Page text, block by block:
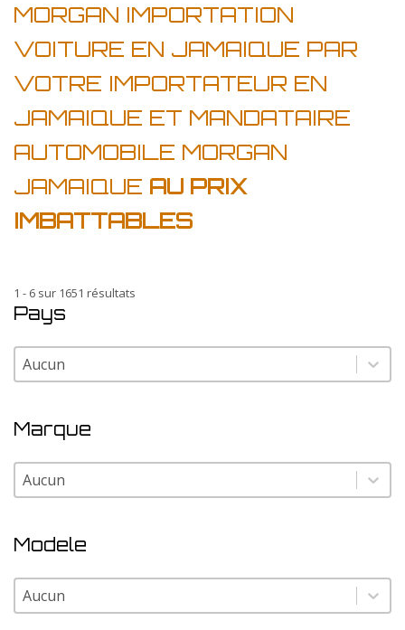
MORGAN IMPORTATION
VOITURE EN JAMAIQUE PAR
VOTRE IMPORTATEUR EN
JAMAIQUE ET MANDATAIRE
AUTOMOBILE MORGAN
JAMAIQUE AU PRIX
IMBATTABLES
1 - 6 sur 1651 résultats
Pays
Pays
Pays
Marque
Marque
Marque
Modele
Modele
Modele